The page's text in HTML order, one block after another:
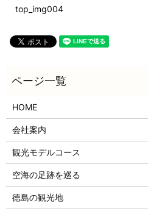
top_img004
HOME
会社案内
観光モデルコース
空海の足跡を巡る
徳島の観光地